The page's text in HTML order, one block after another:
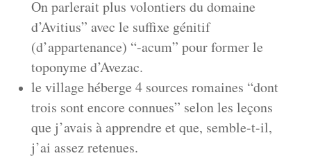
On parlerait plus volontiers du domaine
d’Avitius” avec le suffixe génitif
(d’appartenance) “-acum” pour former le
toponyme d’Avezac.
le village héberge 4 sources romaines “dont
trois sont encore connues” selon les leçons
que j’avais à apprendre et que, semble-t-il,
j’ai assez retenues.